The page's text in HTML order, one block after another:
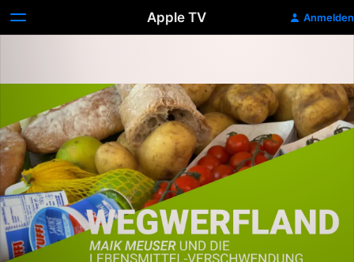
Apple TV Anmelden